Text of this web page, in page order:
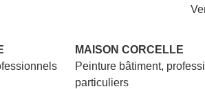
MAISON CORCELLE
Peinture bâtiment,
particuliers